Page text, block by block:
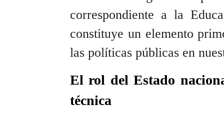
correspondiente a la
constituye un elemento
las políticas públicas en
El rol del Estado
técnica